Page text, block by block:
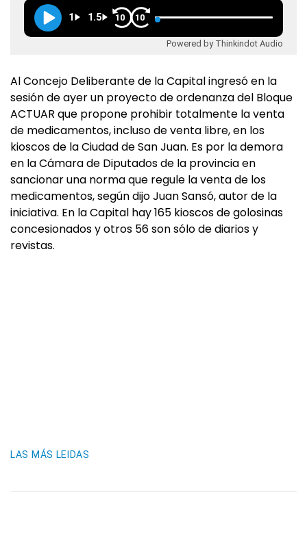
1 1.5 10 10
Powered by Thinkindot Audio
Al Concejo Deliberante de la Capital ingresó en la
sesión de ayer un proyecto de ordenanza del Bloque
ACTUAR que propone prohibir totalmente la venta
de medicamentos, incluso de venta libre, en los
kioscos de la Ciudad de San Juan. Es por la demora
en la Cámara de Diputados de la provincia en
sancionar una norma que regule la venta de los
medicamentos, según dijo Juan Sansó, autor de la
iniciativa. En la Capital hay 165 kioscos de golosinas
concesionados y otros 56 son sólo de diarios y
revistas.
LAS MÁS LEIDAS